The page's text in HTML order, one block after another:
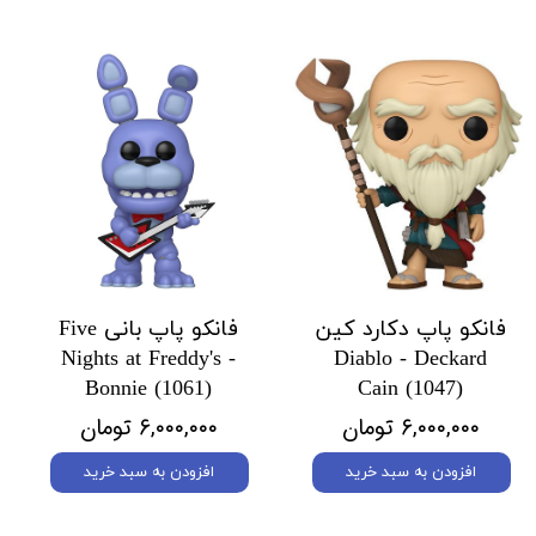
فانکو پاپ دکارد کین
Diablo - Deckard
Cain (1047)
۶,۰۰۰,۰۰۰ تومان
افزودن به سبد خرید
فانکو پاپ بانی Five
Nights at Freddy's -
Bonnie (1061)
۶,۰۰۰,۰۰۰ تومان
افزودن به سبد خرید